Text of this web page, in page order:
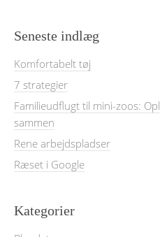
Seneste indlæg
Komfortabelt tøj
7 strategier
Familieudflugt til mini-zoos:
sammen
Rene arbejdspladser
Ræset i Google
Kategorier